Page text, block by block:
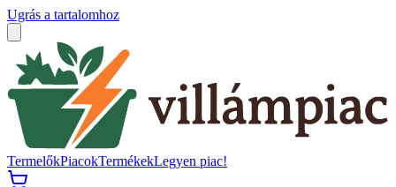
Ugrás a tartalomhoz
TermelőkPiacokTermékekLegyen piac!